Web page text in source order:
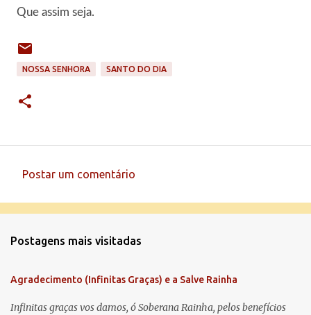
Que assim seja.
NOSSA SENHORA SANTO DO DIA
e
t
á
Postar um comentário
Postagens mais visitadas
Agradecimento (Infinitas Graças) e a Salve Rainha
Infinitas graças vos damos, ó Soberana Rainha, pelos benefícios